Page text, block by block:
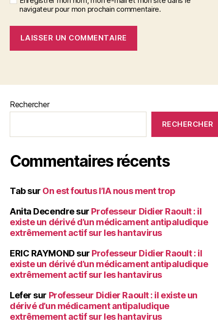
navigateur pour mon prochain commentaire.
Rechercher
RECHERCHER
Commentaires récents
Tabsur On est foutus l’IA nous ment trop
Anita Decendresur Professeur Didier Raoult : il
existe un dérivé d’un médicament antipaludique
extrêmement actif sur les hantavirus
ERIC RAYMOND sur Professeur Didier Raoult : il
existe un dérivé d’un médicament antipaludique
extrêmement actif sur les hantavirus
Lefer sur Professeur Didier Raoult : il existe un
dérivé d’un médicament antipaludique
extrêmement actif sur les hantavirus